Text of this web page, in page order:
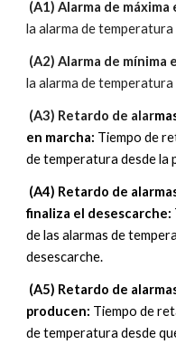
(A1) Alarma de
la alarma de temperatura
(A2) Alarma de mínima
la alarma de temperatura
(A3) Retardo de alar
en marcha: Tiempo de
de temperatura desde la
finaliza el desescarche:
de las alarmas de
desescarche.
producen: Tiempo de
de temperatura desde